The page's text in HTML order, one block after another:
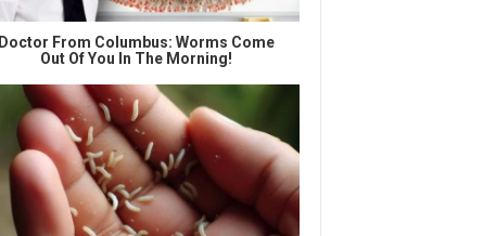
Doctor From Columbus: Worms Come
Out Of You In The Morning!